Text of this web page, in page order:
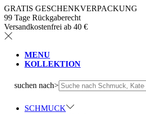
GRATIS GESCHENKVERPACKUNG
99 Tage Rückgaberecht
Versandkostenfrei ab 40 €
MENU
KOLLEKTION
suchen nach>
SCHMUCK